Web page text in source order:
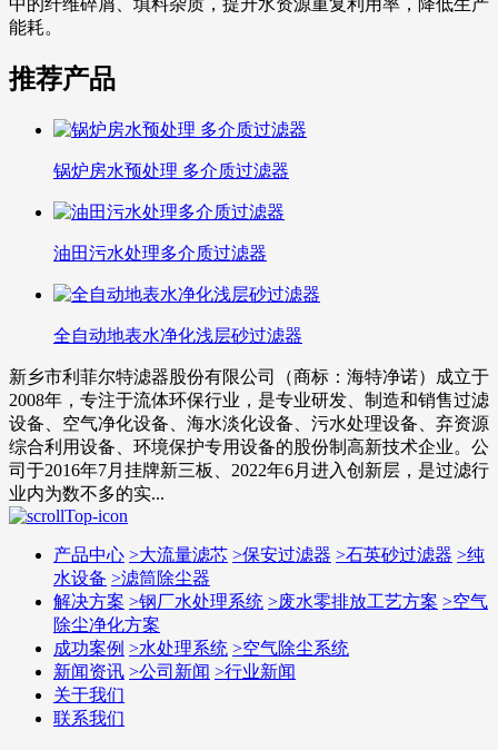
能耗。
推荐产品
锅炉房水预处理 多介质过滤器
油田污水处理多介质过滤器
全自动地表水净化浅层砂过滤器
新乡市利菲尔特滤器股份有限公司（商标：海特净诺）成立于
2008年，专注于流体环保行业，是专业研发、制造和销售过滤
设备、空气净化设备、海水淡化设备、污水处理设备、弃资源
综合利用设备、环境保护专用设备的股份制高新技术企业。公
司于2016年7月挂牌新三板、2022年6月进入创新层，是过滤行
业内为数不多的实...
产品中心 >大流量滤芯 >保安过滤器 >石英砂过滤器 >纯
水设备 >滤筒除尘器
解决方案 >钢厂水处理系统 >废水零排放工艺方案 >空气
除尘净化方案
成功案例 >水处理系统 >空气除尘系统
新闻资讯 >公司新闻 >行业新闻
关于我们
联系我们